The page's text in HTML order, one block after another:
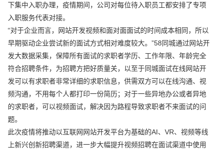
下集中入职办理，疫情期间，公司对每位待入职员工都安排了专项
入职服务代表对接。
“对于企业而言，网站开发视频和面对面面试的时间成本相同，所以
早期驱动企业尝试新的面试方式相对难度较大。”58同城通过网站开
发大数据采集，保障所有面试的求职者学历、工作年限、年龄完全
符合招聘条件，为招聘方把好质量关，以至于同城面试在线网站开
发可以有求职者非常详细的求职信息，供需双方可以在线沟通、视
频沟通，不用每个人都打印一份简历；对于一些异地办公或者异地
的求职者，可以视频面试，解决因为路程导致求职者不来面试的问
题。
此次疫情将推动以互联网网站开发平台为基础的AI、VR、视频等线
上新兴创新招聘渠道，进一步大幅提升视频招聘在面试渠道中使用